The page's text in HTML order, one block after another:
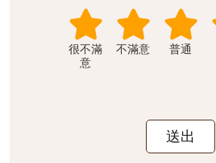
很不滿
意
不滿意 普通